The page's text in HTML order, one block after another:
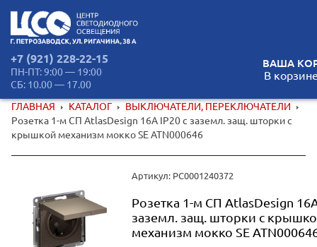
+7 (921) 228-22-15
ПН-ПТ: 9:00 — 19:00
СБ: 10.00 — 17.00
ВАША
В
ГЛАВНАЯ КАТАЛОГ
ВЫКЛЮЧАТЕЛИ, ПЕРЕКЛЮЧАТЕЛИ
Розетка 1-м СП AtlasDesign 16А IP20 с заземл. защ. шторки с
крышкой механизм мокко SE ATN000646
Артикул: РС0001240372
Розетка 1-м СП AtlasDesign
заземл. защ. шторки с
механизм мокко SE